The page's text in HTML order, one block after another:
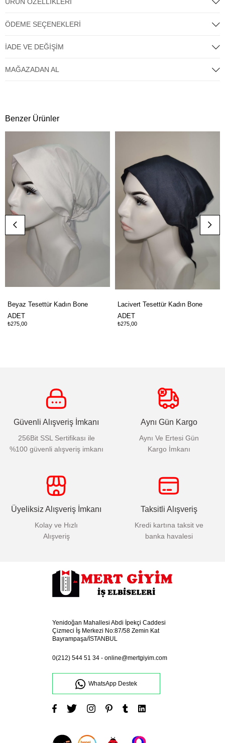
ÜRÜN ÖZELLIKLERI
ÖDEME SEÇENEKLERI
İADE VE DEĞIŞIM
MAĞAZADAN AL
Benzer Ürünler
Beyaz Tesettür Kadın Bone
ADET
₺275,00
Lacivert Tesettür Kadın Bone
ADET
₺275,00
Güvenli Alışveriş İmkanı
256Bit SSL Sertifikası ile
%100 güvenli alışveriş imkanı
Aynı Gün Kargo
Aynı Ve Ertesi Gün
Kargo İmkanı
Üyeliksiz Alışveriş İmkanı
Kolay ve Hızlı
Alışveriş
Taksitli Alışveriş
Kredi kartına taksit ve
banka havalesi
Yenidoğan Mahallesi Abdi İpekçi Caddesi
Çizmeci İş Merkezi No:87/58 Zemin Kat
Bayrampaşa/İSTANBUL
0(212) 544 51 34 - online@mertgiyim.com
WhatsApp Destek